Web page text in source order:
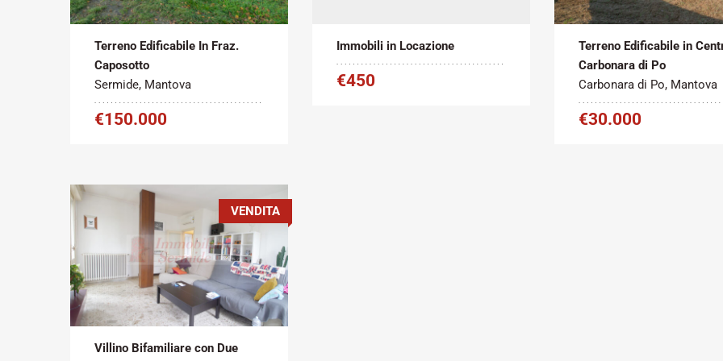
Vendita 3852 m2
Terreno Edificabile In Fraz.
Caposotto
Sermide, Mantova
€150.000
Immobili in Locazione
€450
Vendita 440 m 2
Terreno Edificabile in
Carbonara di Po
Carbonara di Po, Mantova
€30.000
Tipo
contratto:
Vendita
Metratura
Commerciale:
320 m 2
VENDITA
Villino Bifamiliare con Due